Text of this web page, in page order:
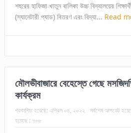
শহরের হাফিজা খাতুন বালিকা উচ্চ বিদ্যালয়ের
(স্যানেটারী প্যাড) বিতরণ এবং বিদ্যা... Read
মৌলভীবাজারে বেহেস্তে গেছে
কার্যক্রম
প্রকাশিত হয়েছে: এপ্রিল ০৪, ২০২২ সর্বশেষ আপডেট
হয়েছে : ৭০৬